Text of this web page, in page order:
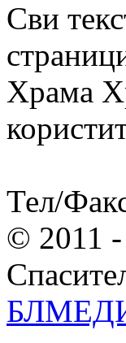
Сви
Храма
Тел/
© 2011 -